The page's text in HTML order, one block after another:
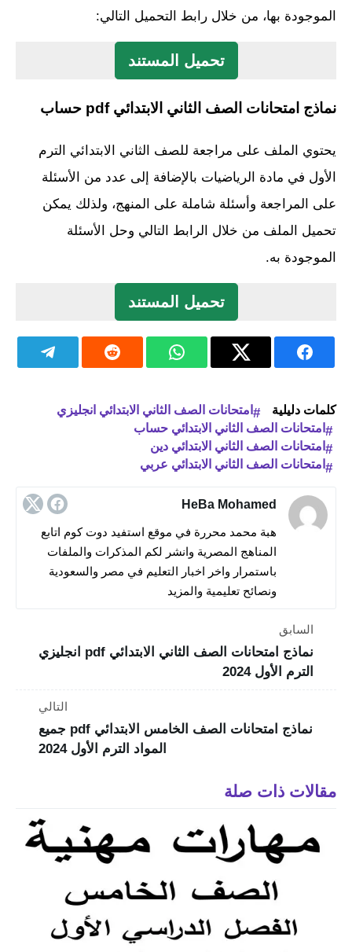
الموجودة بها، من خلال رابط التحميل التالي:
تحميل المستند
نماذج امتحانات الصف الثاني الابتدائي pdf حساب
يحتوي الملف على مراجعة للصف الثاني الابتدائي الترم
الأول في مادة الرياضيات بالإضافة إلى عدد من الأسئلة
على المراجعة وأسئلة شاملة على المنهج، ولذلك يمكن
تحميل الملف من خلال الرابط التالي وحل الأسئلة
الموجودة به.
تحميل المستند
كلمات دليلية
امتحانات الصف الثاني الابتدائي انجليزي
امتحانات الصف الثاني الابتدائي حساب
امتحانات الصف الثاني الابتدائي دين
امتحانات الصف الثاني الابتدائي عربي
HeBa Mohamed
هبة محمد محررة في موقع استفيد دوت كوم اتابع
المناهج المصرية وانشر لكم المذكرات والملفات
باستمرار واخر اخبار التعليم في مصر والسعودية
ونصائح تعليمية والمزيد
السابق
نماذج امتحانات الصف الثاني الابتدائي pdf انجليزي
الترم الأول 2024
التالي
نماذج امتحانات الصف الخامس الابتدائي pdf جميع
المواد الترم الأول 2024
مقالات ذات صلة